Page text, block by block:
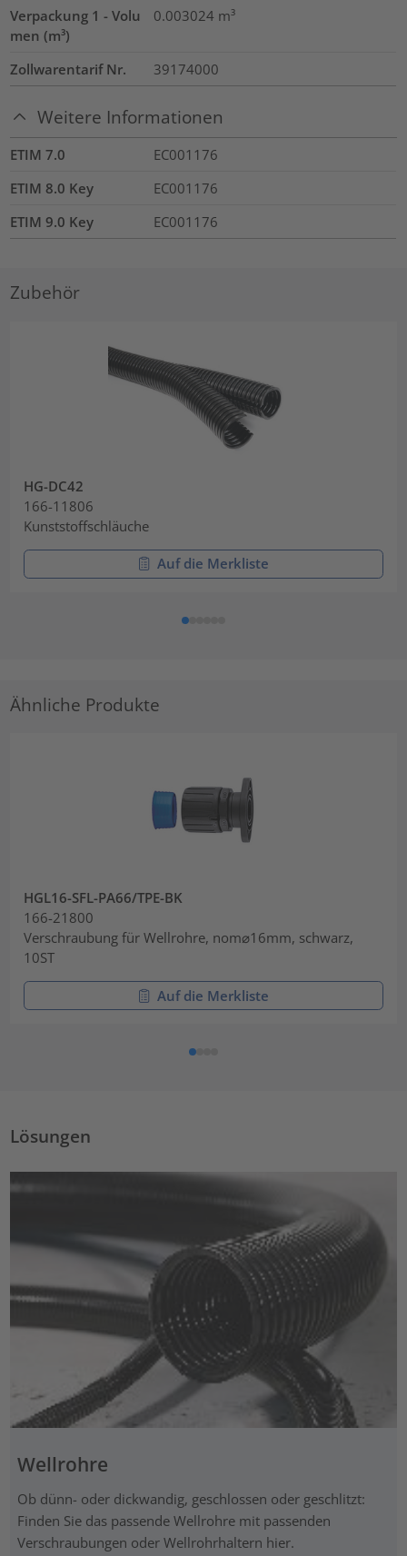
Verpackung 1 - Volu
men (m³)
0.003024 m³
Zollwarentarif Nr. 39174000
Weitere Informationen
ETIM 7.0
EC001176
ETIM 8.0 Key
EC001176
ETIM 9.0 Key
EC001176
Zubehör
HG-DC42
166-11806
Kunststoffschläuche
Auf die Merkliste
Ähnliche Produkte
HGL16-SFL-PA66/TPE-BK
166-21800
Verschraubung für Wellrohre, nom⌀16mm, schwarz,
10ST
Auf die Merkliste
Lösungen
Wellrohre
Ob dünn- oder dickwandig, geschlossen oder geschlitzt:
Finden Sie das passende Wellrohre mit passenden
Verschraubungen oder Wellrohrhaltern hier.